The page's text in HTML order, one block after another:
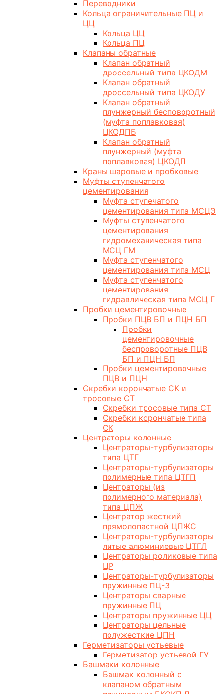
Переводники
Кольца ограничительные ПЦ и
ЦЦ
Кольца ЦЦ
Кольца ПЦ
Клапаны обратные
Клапан обратный
дроссельный типа ЦКОДМ
Клапан обратный
дроссельный типа ЦКОДУ
Клапан обратный
плунжерный бесповоротный
(муфта поплавковая)
ЦКОДПБ
Клапан обратный
плунжерный (муфта
поплавковая) ЦКОДП
Краны шаровые и пробковые
Муфты ступенчатого
цементирования
Муфта ступечатого
цементирования типа МСЦЭ
Муфты ступенчатого
цементирования
гидромеханическая типа
МСЦ ГМ
Муфта ступенчатого
цементирования типа МСЦ
Муфта ступенчатого
цементирования
гидравлическая типа МСЦ Г
Пробки цементировочные
Пробки ПЦВ БП и ПЦН БП
Пробки
цементировочные
беспроворотные ПЦВ
БП и ПЦН БП
Пробки цементировочные
ПЦВ и ПЦН
Скребки корончатые СК и
тросовые СТ
Скребки тросовые типа СТ
Скребки корончатые типа
СК
Центраторы колонные
Центраторы-турбулизаторы
типа ЦТГ
Центраторы-турбулизаторы
полимерные типа ЦТГП
Центраторы (из
полимерного материала)
типа ЦПЖ
Центратор жесткий
прямолопастной ЦПЖС
Центраторы-турбулизаторы
литые алюминиевые ЦТГЛ
Центраторы роликовые типа
ЦР
Центраторы-турбулизаторы
пружинные ПЦ-3
Центраторы сварные
пружинные ПЦ
Центраторы пружинные ЦЦ
Центраторы цельные
полужесткие ЦПН
Герметизаторы устьевые
Герметизатор устьевой ГУ
Башмаки колонные
Башмак колонный с
клапаном обратным